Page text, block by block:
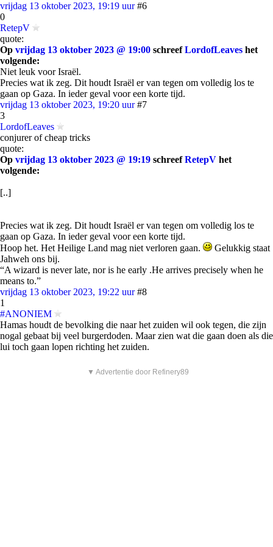
vrijdag 13 oktober 2023, 19:19 uur #6
0
RetepV
quote:
Op vrijdag 13 oktober 2023 @ 19:00 schreefLordofLeaves het
volgende:
Niet leuk voor Israël.
Precies wat ik zeg. Dit houdt Israël er van tegen om volledig los te
gaan op Gaza. In ieder geval voor een korte tijd.
vrijdag 13 oktober 2023, 19:20 uur #7
3
LordofLeaves
conjurer of cheap tricks
quote:
Op vrijdag 13 oktober 2023 @ 19:19 schreefRetepV het
volgende:
[..]
Precies wat ik zeg. Dit houdt Israël er van tegen om volledig los te
gaan op Gaza. In ieder geval voor een korte tijd.
Hoop het. Het Heilige Land mag niet verloren gaan.
Gelukkig staat
Jahweh ons bij.
“A wizard is never late, nor is he early .He arrives precisely when he
means to.”
vrijdag 13 oktober 2023, 19:22 uur #8
1
#ANONIEM
Hamas houdt de bevolking die naar het zuiden wil ook tegen, die zijn
nogal gebaat bij veel burgerdoden. Maar zien wat die gaan doen als die
lui toch gaan lopen richting het zuiden.
▼ Advertentie door Refinery89